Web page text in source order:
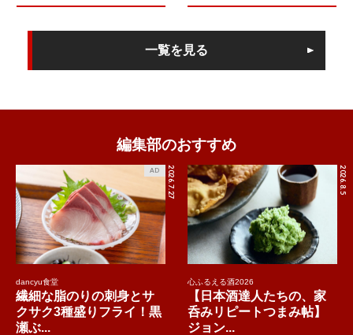
一覧を見る
編集部のおすすめ
2026.7.27
AD
dancyu食堂
繊細な脂のりの刺身とサ
クサク3種盛りフライ！黒
瀬ぶ...
2026.8.5
心ふるえる酒2026
【日本酒達人たちの、家
呑みリピートつまみ帖】
ジョン...